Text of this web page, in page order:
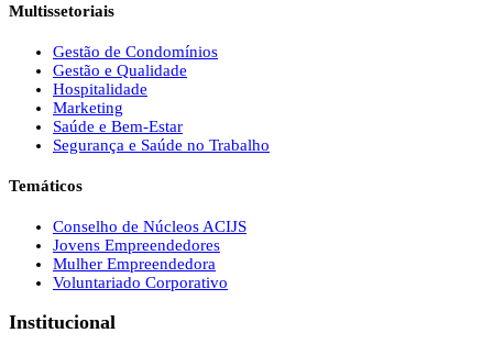
Multissetoriais
Gestão de Condomínios
Gestão e Qualidade
Hospitalidade
Marketing
Saúde e Bem-Estar
Segurança e Saúde no Trabalho
Temáticos
Conselho de Núcleos ACIJS
Jovens Empreendedores
Mulher Empreendedora
Voluntariado Corporativo
Institucional